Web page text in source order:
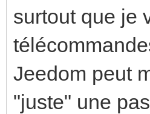
surtout que je
Jeedom peut
"juste" une